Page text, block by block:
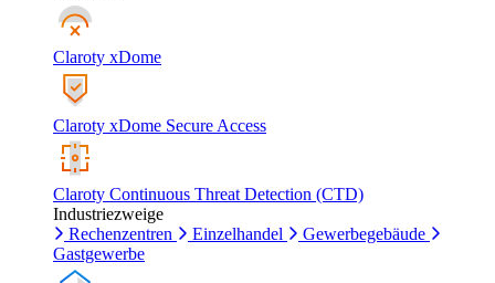
Claroty xDome
Claroty xDome Secure Access
Claroty Continuous Threat Detection (CTD)
Industriezweige
Rechenzentren
Einzelhandel
Gewerbegebäude
Gastgewerbe